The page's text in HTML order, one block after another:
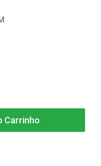
Carrinho